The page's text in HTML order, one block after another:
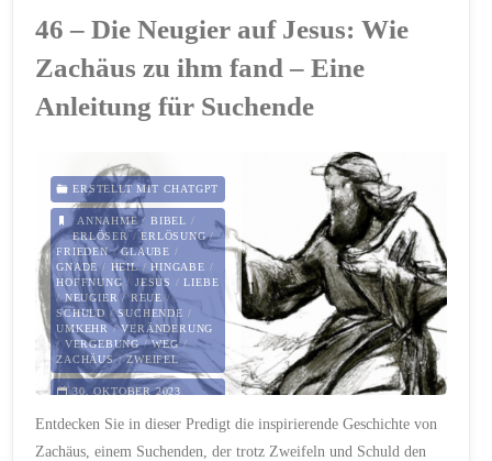
Leben"
46 – Die Neugier auf Jesus: Wie
Zachäus zu ihm fand – Eine
Anleitung für Suchende
ERSTELLT MIT CHATGPT
ANNAHME /BIBEL /
ERLÖSER /ERLÖSUNG/
FRIEDEN/GLAUBE /
GNADE/ HEIL/HINGABE /
HOFFNUNG / JESUS /LIEBE
/ NEUGIER /REUE /
SCHULD /SUCHENDE /
UMKEHR/VERÄNDERUNG
/ VERGEBUNG/WEG/
ZACHÄUS/ZWEIFEL
30. OKTOBER 2023
Entdecken Sie in dieser Predigt die inspirierende Geschichte von
Zachäus, einem Suchenden, der trotz Zweifeln und Schuld den